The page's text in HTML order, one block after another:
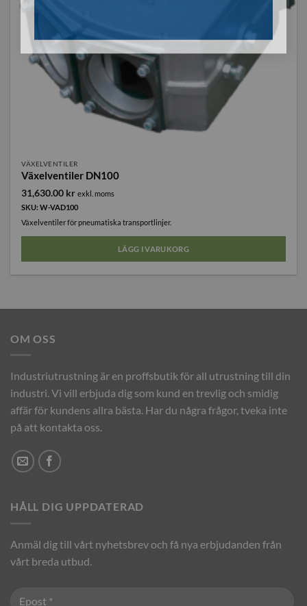
VÄXELVENTILER
Växelventiler DN100
31,630.00 kr exkl. moms
SKU: W-VAD100
Växelventiler för pneumatiska transportlinjer.
LÄGG I VARUKORG
OM OSS
Industriutrustning är en proffsbutik för all utrustning till din
industri. Vi vill erbjuda dig som kund en trevlig och smidig
affär för kundens allra bästa. Har du några frågor, tveka inte
på att kontakta oss.
HÅLL DIG UPPDATERAD
Anmäl dig till vårt nyhetsbrev och få nya erbjudanden från
vårt breda utbud.